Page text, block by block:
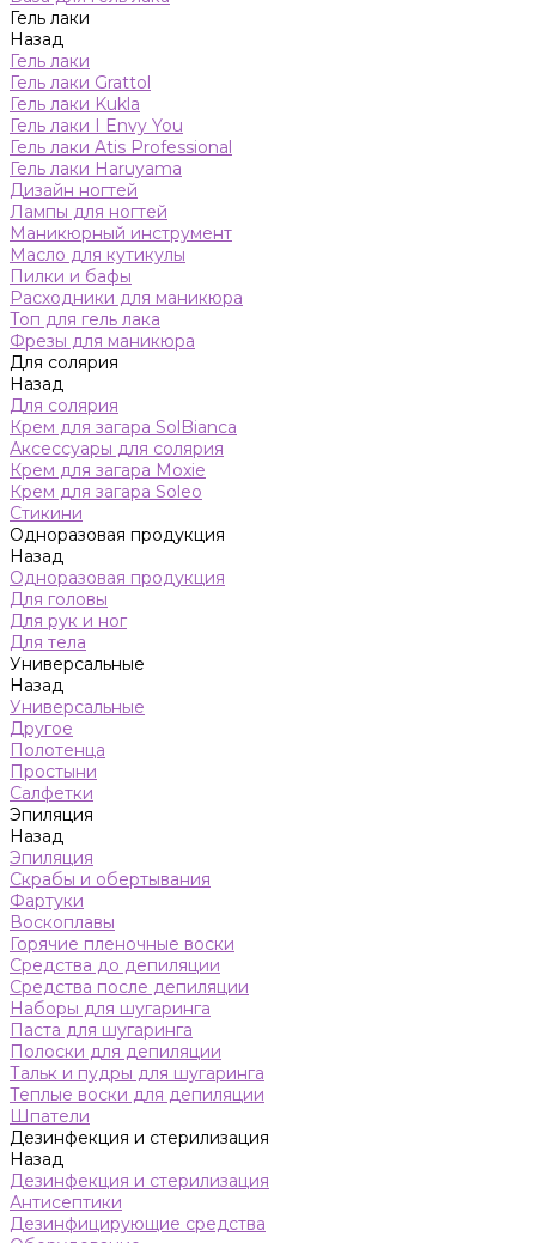
Гель лаки
Назад
Гель лаки
Гель лаки Grattol
Гель лаки Kukla
Гель лаки I Envy You
Гель лаки Atis Professional
Гель лаки Haruyama
Дизайн ногтей
Лампы для ногтей
Маникюрный инструмент
Масло для кутикулы
Пилки и бафы
Расходники для маникюра
Топ для гель лака
Фрезы для маникюра
Для солярия
Назад
Для солярия
Крем для загара SolBianca
Аксессуары для солярия
Крем для загара Moxie
Крем для загара Soleo
Стикини
Одноразовая продукция
Назад
Одноразовая продукция
Для головы
Для рук и ног
Для тела
Универсальные
Назад
Универсальные
Другое
Полотенца
Простыни
Салфетки
Эпиляция
Назад
Эпиляция
Скрабы и обертывания
Фартуки
Воскоплавы
Горячие пленочные воски
Средства до депиляции
Средства после депиляции
Наборы для шугаринга
Паста для шугаринга
Полоски для депиляции
Тальк и пудры для шугаринга
Теплые воски для депиляции
Шпатели
Дезинфекция и стерилизация
Назад
Дезинфекция и стерилизация
Антисептики
Дезинфицирующие средства